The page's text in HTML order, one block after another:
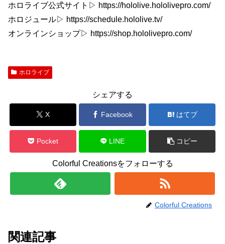
ホロライブ公式サイト▷ https://hololive.hololivepro.com/
ホロジュール▷ https://schedule.hololive.tv/
オンラインショップ▷ https://shop.hololivepro.com/
ホロライブ
シェアする
X Facebook はてブ
Pocket LINE コピー
Colorful Creationsをフォローする
Colorful Creations
関連記事